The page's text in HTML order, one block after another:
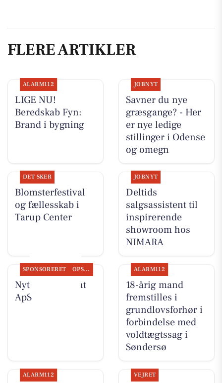
FLERE ARTIKLER
ALARM112
LIGE NU!
Beredskab Fyn:
Brand i bygning
JOBNYT
Savner du nye
græsgange? - Her
er nye ledige
stillinger i Odense
og omegn
DET SKER
Blomsterfestival
og fællesskab i
Tarup Center
JOBNYT
Deltids
salgsassistent til
inspirerende
showroom hos
NIMARA
SPONSORERET OPSLAGSTAVLEN
Nyt fra Fairpaint
ApS
ALARM112
18-årig mand
fremstilles i
grundlovsforhør i
forbindelse med
voldtægtssag i
Søndersø
ALARM112 VEJRET